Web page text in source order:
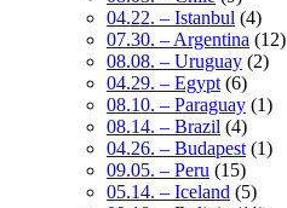
04.22. – Istanbul (4)
07.30. – Argentina (12)
08.08. – Uruguay (2)
04.29. – Egypt (6)
08.10. – Paraguay (1)
08.14. – Brazil (4)
04.26. – Budapest (1)
09.05. – Peru (15)
05.14. – Iceland (5)